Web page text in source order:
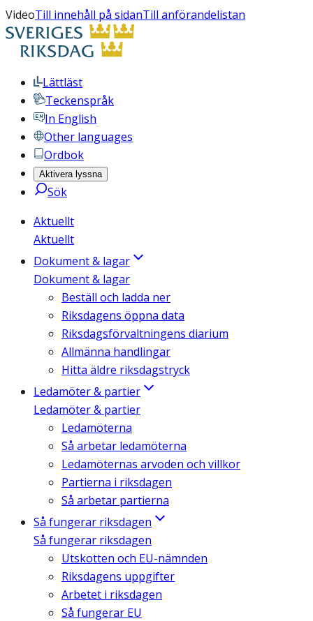
VideoTill innehåll på sidanTill anförandelistan
Lättläst
Teckenspråk
In English
Other languages
Ordbok
Aktivera lyssna
Sök
Aktuellt
Aktuellt
Dokument & lagar
Dokument & lagar
Beställ och ladda ner
Riksdagens öppna data
Riksdagsförvaltningens diarium
Allmänna handlingar
Hitta äldre riksdagstryck
Ledamöter & partier
Ledamöter & partier
Ledamöterna
Så arbetar ledamöterna
Ledamöternas arvoden och villkor
Partierna i riksdagen
Så arbetar partierna
Så fungerar riksdagen
Så fungerar riksdagen
Utskotten och EU-nämnden
Riksdagens uppgifter
Arbetet i riksdagen
Så fungerar EU